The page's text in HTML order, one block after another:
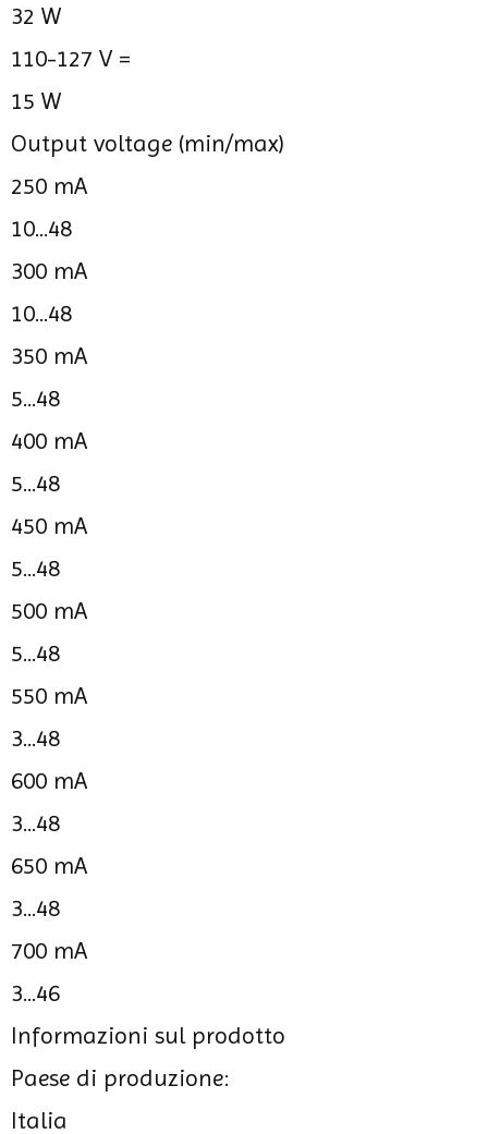
32 W
110-127 V =
15 W
Output voltage (min/max)
250 mA
10...48
300 mA
10...48
350 mA
5...48
400 mA
5...48
450 mA
5...48
500 mA
5...48
550 mA
3...48
600 mA
3...48
650 mA
3...48
700 mA
3...46
Informazioni sul prodotto
Paese di produzione:
Italia